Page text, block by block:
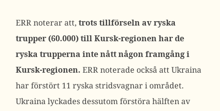
ERR noterar att, trots tillförseln av ryska
trupper (60.000) till Kursk-regionen har de
ryska trupperna inte nått någon framgång i
Kursk-regionen. ERR noterade också att Ukraina
har förstört 11 ryska stridsvagnar i området.
Ukraina lyckades dessutom förstöra hälften av